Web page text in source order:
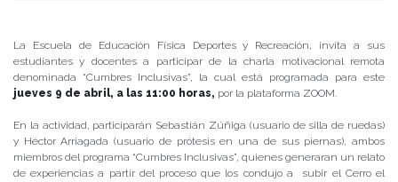
La Escuela de Educación Física Deportes y Recreación, invita a sus
estudiantes y docentes a participar de la charla motivacional remota
denominada “Cumbres Inclusivas”, la cual está programada para este
jueves 9 de abril, a las 11:00 horas, por la plataforma ZOOM.
En la actividad, participarán Sebastián Zúñiga (usuario de silla de ruedas)
y Héctor Arriagada (usuario de prótesis en una de sus piernas), ambos
miembros del programa “Cumbres Inclusivas”, quienes generaran un relato
de experiencias a partir del proceso que los condujo a subir el Cerro el